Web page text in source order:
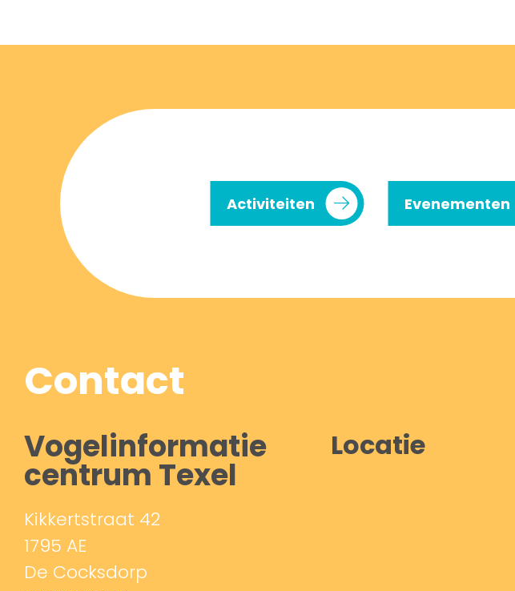
Activiteiten Evenementen
Contact
Vogelinformatie
centrum Texel
Kikkertstraat 42
1795 AE
De Cocksdorp
Locatie